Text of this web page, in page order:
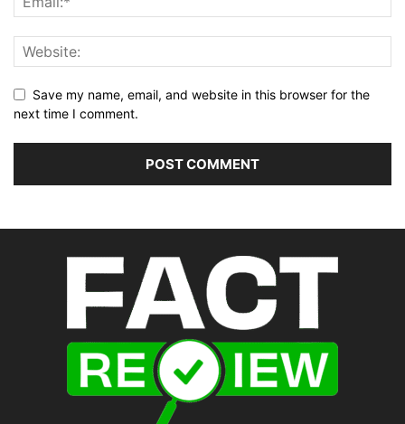
Save my name, email, and website in this browser for the
next time I comment.